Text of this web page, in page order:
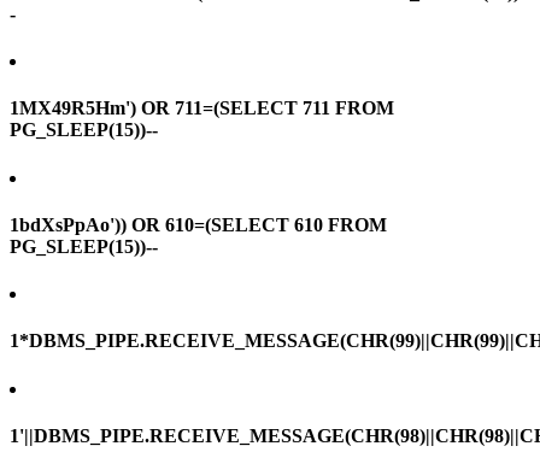
-
1MX49R5Hm') OR 711=(SELECT 711 FROM
PG_SLEEP(15))--
1bdXsPpAo')) OR 610=(SELECT 610 FROM
PG_SLEEP(15))--